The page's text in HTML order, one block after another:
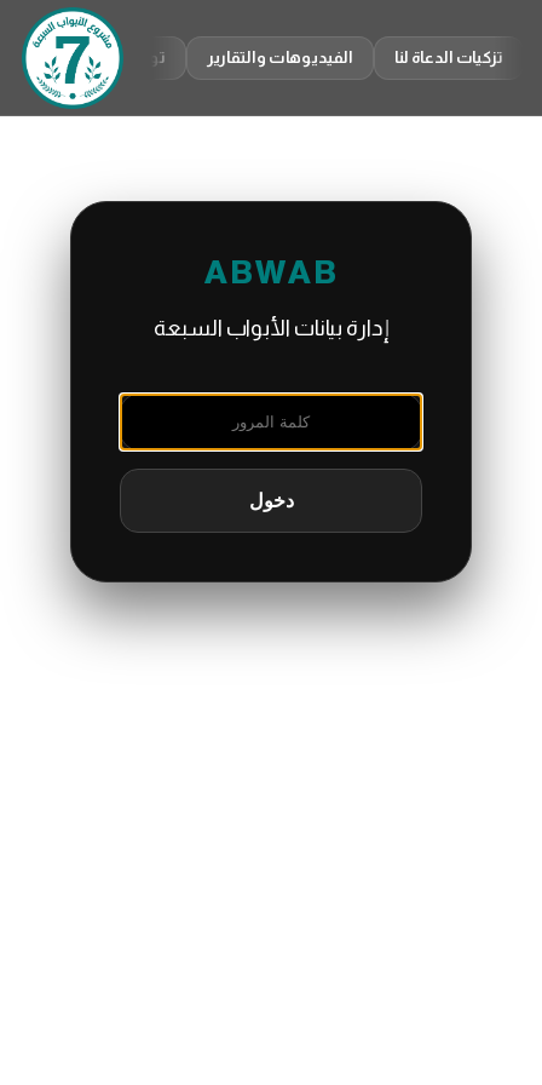
المحتوى
تزكيات الدعاة لنا الفيديوهات والتقارير تواصل معنا
ABWAB
إدارة بيانات الأبواب السبعة
دخول